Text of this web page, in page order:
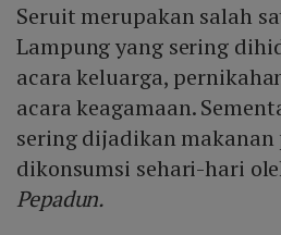
Seruit merupakan salah
Lampung yang sering
acara keluarga,
acara keagamaan.
sering dijadikan makanan
dikonsumsi sehari-hari
Pepadun.